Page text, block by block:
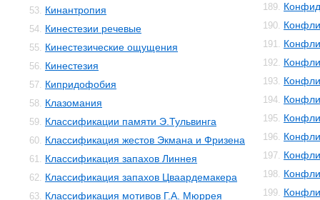
53. Кинантропия
54. Кинестезии речевые
55. Кинестезические ощущения
56. Кинестезия
57. Кипридофобия
58. Клазомания
59. Классификации памяти Э.Тульвинга
60. Классификация жестов Экмана и Фризена
61. Классификация запахов Линнея
62. Классификация запахов Цваардемакера
63. Классификация мотивов Г.А. Мюррея
189.
190.
191.
192.
193.
194.
195.
196.
197.
198.
199.